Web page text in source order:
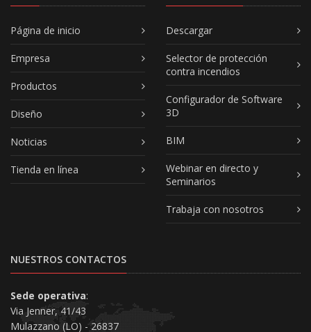
Página de inicio
Empresa
Productos
Diseño
Noticias
Tienda en línea
Descargar
Selector de protección
contra incendios
Configurador de Software
3D
BIM
Webinar en directo y
Seminarios
Trabaja con nosotros
NUESTROS CONTACTOS
Sede operativa:
Via Jenner, 41/43
Mulazzano (LO) - 26837